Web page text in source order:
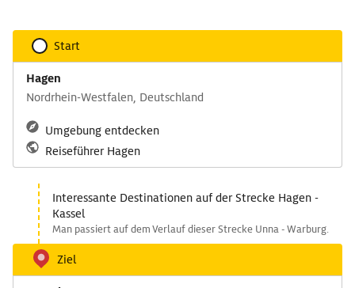
Start
Hagen
Nordrhein-Westfalen, Deutschland
Umgebung entdecken
Reiseführer Hagen
Interessante Destinationen auf der Strecke Hagen -
Kassel
Man passiert auf dem Verlauf dieser Strecke Unna - Warburg.
Ziel